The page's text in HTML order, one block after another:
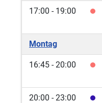
17:00 - 19:00
Montag
16:45 - 20:00
20:00 - 23:00